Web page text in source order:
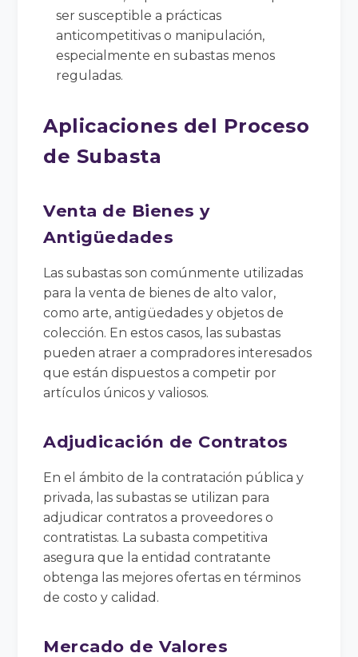
ser susceptible a prácticas
anticompetitivas o manipulación,
especialmente en subastas menos
reguladas.
Aplicaciones del Proceso
de Subasta
Venta de Bienes y
Antigüedades
Las subastas son comúnmente utilizadas
para la venta de bienes de alto valor,
como arte, antigüedades y objetos de
colección. En estos casos, las subastas
pueden atraer a compradores interesados
que están dispuestos a competir por
artículos únicos y valiosos.
Adjudicación de Contratos
En el ámbito de la contratación pública y
privada, las subastas se utilizan para
adjudicar contratos a proveedores o
contratistas. La subasta competitiva
asegura que la entidad contratante
obtenga las mejores ofertas en términos
de costo y calidad.
Mercado de Valores